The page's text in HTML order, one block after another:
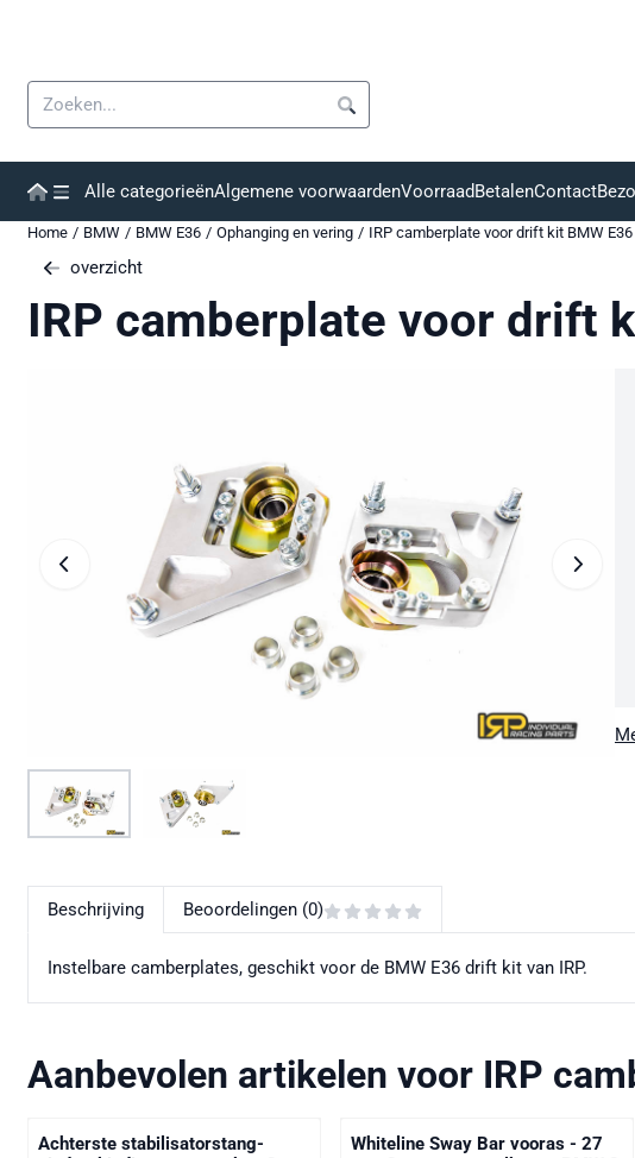
Zoeken
Alle categorieënAlgemene voorwaardenVoorraadBetalenContact
Home / BMW / BMW E36 / Ophanging en vering / IRP camberplate voor drift kit BMW E36
overzicht
IRP camberplate voor drift
Beschrijving Beoordelingen (0)
Instelbare camberplates, geschikt voor de BMW E36 drift kit van IRP.
Aanbevolen artikelen voor IRP
Achterste stabilisatorstang-
Whiteline Sway Bar vooras - 27